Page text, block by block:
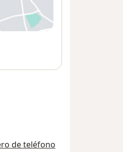
de teléfono